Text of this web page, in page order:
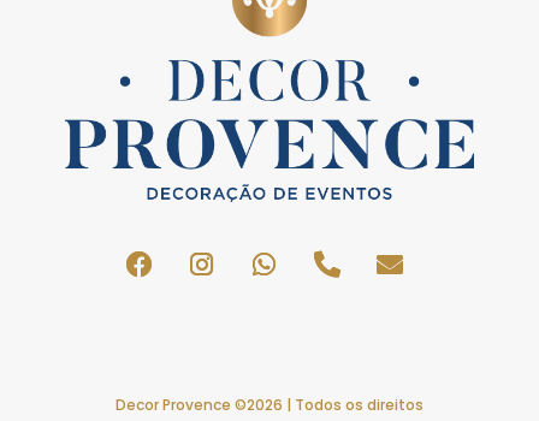
Decor Provence ©2026 | Todos os direitos